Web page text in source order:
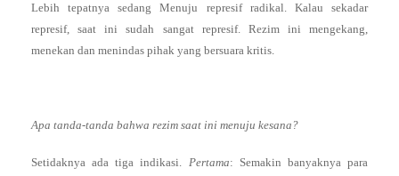
Lebih tepatnya sedang Menuju represif radikal. Kalau sekadar
represif, saat ini sudah sangat represif. Rezim ini mengekang,
menekan dan menindas pihak yang bersuara kritis.
Apa tanda-tanda bahwa rezim saat ini menuju kesana?
Setidaknya ada tiga indikasi. Pertama: Semakin banyaknya para